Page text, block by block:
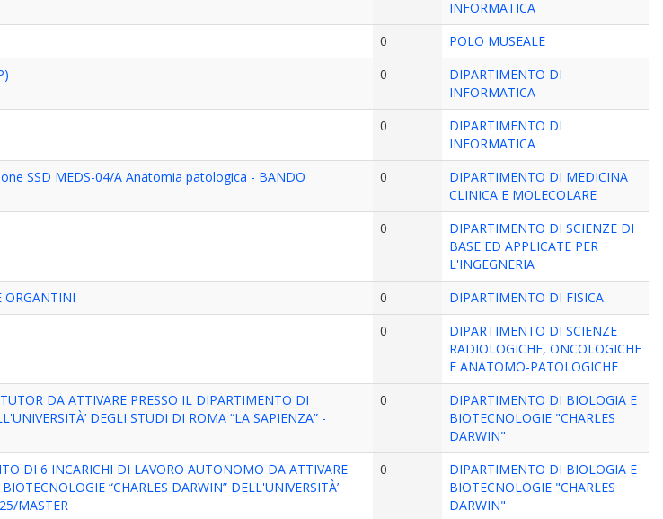
INFORMATICA
0
POLO MUSEALE
0
DIPARTIMENTO DI
INFORMATICA
0
DIPARTIMENTO DI
INFORMATICA
SSD MEDS-04/A Anatomia patologica - BANDO
0
DIPARTIMENTO DI MEDICINA
CLINICA E MOLECOLARE
0
DIPARTIMENTO DI SCIENZE DI
BASE ED APPLICATE PER
L'INGEGNERIA
0
DIPARTIMENTO DI FISICA
0
DIPARTIMENTO DI SCIENZE
RADIOLOGICHE, ONCOLOGICHE
E ANATOMO-PATOLOGICHE
DA ATTIVARE PRESSO IL DIPARTIMENTO DI
DEGLI STUDI DI ROMA “LA SAPIENZA” -
0
DIPARTIMENTO DI BIOLOGIA E
BIOTECNOLOGIE "CHARLES
DARWIN"
DI 6 INCARICHI DI LAVORO AUTONOMO DA ATTIVARE
“CHARLES DARWIN” DELL'UNIVERSITÀ’
MASTER
0
DIPARTIMENTO DI BIOLOGIA E
BIOTECNOLOGIE "CHARLES
DARWIN"